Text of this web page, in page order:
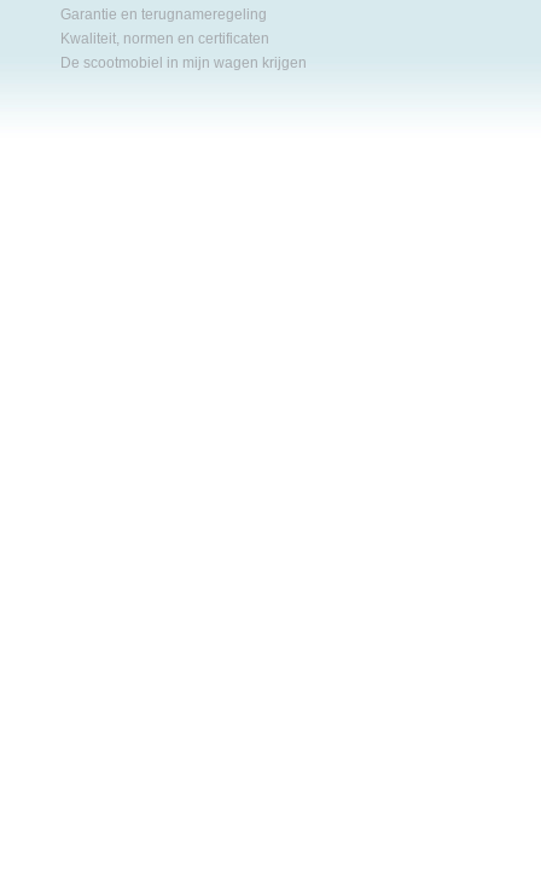
Garantie en terugnameregeling
Kwaliteit, normen en certificaten
De scootmobiel in mijn wagen krijgen